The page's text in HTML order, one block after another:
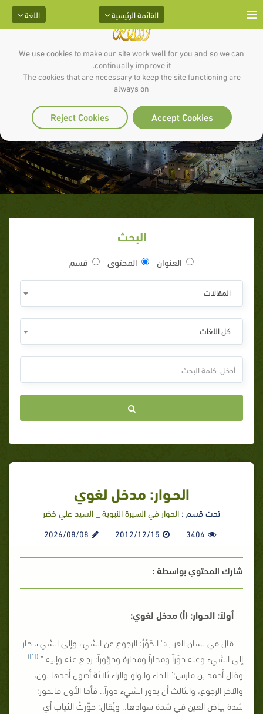
We use cookies to make our site work well for you and so we can
continually improve it.
The cookies that are necessary to keep the site functioning are
always on
Accept Cookies
Reject Cookies
اللغة القائمة الرئيسية
الحـوار: مدخل لغوي
البحث
العنوان المحتوى قسم
المقالات
كل اللغات
الحـوار: مدخل لغوي
تحت قسم : الحوار في السيرة النبوية _ السيد علي خضر
3404
2012/12/15
2026/08/08
شارك المحتوي بواسطة :
أولاً: الحـوار: (أ) مدخل لغوي:
قال في لسان العرب:" الحَوْرُ: الرجوع عن الشيء وإلى الشيء، حار
إلى الشيء وعنه حَوْراً ومَحَاراً ومَحارَة وحؤوراً: رجـع عنه وإليه " (
[1]
)
وقال أحمد بن فارس:" الحاء والواو والراء ثلاثة أصول أحدها لون،
والآخر الرجوع، والثالث أن يدور الشيء دوراً.. فأما الأول فالحَوَر:
شدة بياض العين في شدة سوادها.. ويُقال: حوّرتُ الثياب أي